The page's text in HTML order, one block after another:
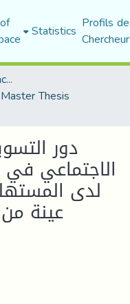
Statistics Profils
Faculty of Economic Sciences, Commerce and Management Sciences
Master Thesis
دور
الاجتماعي في
لدى
عينة